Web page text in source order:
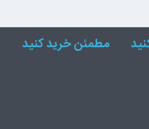
مطمئن خرید کنید